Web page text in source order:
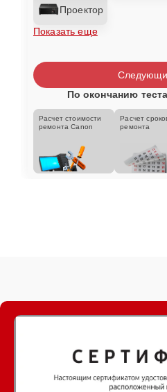
Проектор
Показать еще
По окончанию
Расчет стоимости
ремонта Canon
Расчет
ремонта